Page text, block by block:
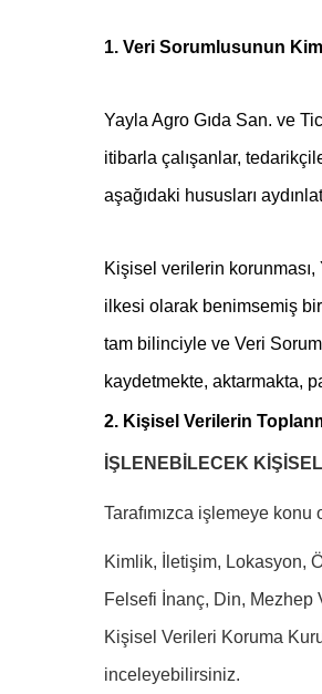
1. Veri Sorumlusunun
Yayla Agro Gıda San. ve
itibarla çalışanlar,
aşağıdaki hususları
Kişisel verilerin
ilkesi olarak benimsemiş
tam bilinciyle ve Veri
kaydetmekte, aktarmakta,
2. Kişisel Verilerin
İŞLENEBİLECEK
Tarafımızca işlemeye
Kimlik, İletişim, Lokasyon,
Felsefi İnanç, Din, Mezhep
Kişisel Verileri Koruma
inceleyebilirsiniz.